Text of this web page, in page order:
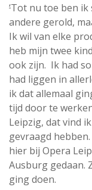
‘Tot nu toe ben ik
andere gerold,
Ik wil van elke
heb mijn twee
ook zijn. Ik had
had liggen in
ik dat allemaal
tijd door te
Leipzig, dat vind
gevraagd hebben.
hier bij Opera
Ausburg gedaan.
ging doen.